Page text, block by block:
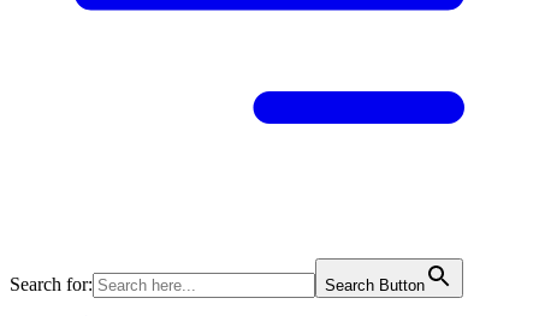
Search for: Search Button